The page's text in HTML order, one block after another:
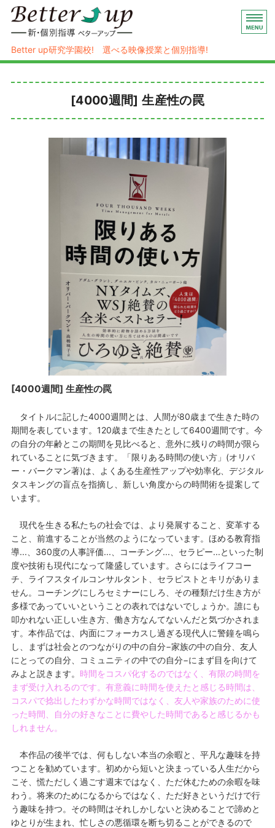
映像授業×個別指導の新・個別
Better up研究学園校! 選べる映像授業と個別指導!
ハイブリッド式個別指導
お問い合わせ/入塾お申し込み
[4000週間] 生産性の罠
[4000週間] 生産性の罠
タイトルに記した4000週間とは、人間が80歳まで生きた時の
期間を表しています。120歳まで生きたとして6400週間です。今
の自分の年齢とこの期間を見比べると、意外に残りの時間が限ら
れていることに気づきます。「限りある時間の使い方」(オリバ
ー・バークマン著)は、よくある生産性アップや効率化、デジタル
タスキングの盲点を指摘し、新しい角度からの時間術を提案して
います。
現代を生きる私たちの社会では、より発展すること、変革する
こと、前進することが当然のようになっています。ほめる教育指
導...、360度の人事評価...、コーチング...、セラピー...といった制
度や技術も現代になって隆盛しています。さらにはライフコー
チ、ライフスタイルコンサルタント、セラピストとキリがありま
せん。コーチングにしろセミナーにしろ、その種類だけ生き方が
多様であっていいということの表れではないでしょうか。誰にも
叩かれない正しい生き方、働き方なんてないんだと気づかされま
す。本作品では、内面にフォーカスし過ぎる現代人に警鐘を鳴ら
し、まずは社会とのつながりの中の自分−家族の中の自分、友人
にとっての自分、コミュニティの中での自分−にまず目を向けて
みよと説きます。 時間をコスパ化するのではなく、有限の時間を
まず受け入れるのです。有意義に時間を使えたと感じる時間は、
コスパで捻出したわずかな時間ではなく、友人や家族のために使
った時間、自分の好きなことに費やした時間であると感じるかも
しれません。
本作品の後半では、何もしない本当の余暇と、平凡な趣味を持
つことを勧めています。初めから短いと決まっている人生だから
こそ、慌ただしく過ごす週末ではなく、ただ休むための余暇を味
わう。将来のためになるからではなく、ただ好きというだけで行
う趣味を持つ。その時間はそれしかしないと決めることで諦めと
ゆとりが生まれ、忙しさの悪循環を断ち切ることができるので